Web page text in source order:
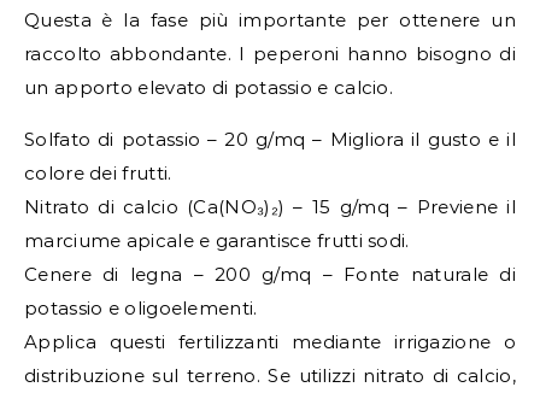
Questa è la fase più importante per ottenere un
raccolto abbondante. I peperoni hanno bisogno di
un apporto elevato di potassio e calcio.
Solfato di potassio – 20 g/mq – Migliora il gusto e il
colore dei frutti.
Nitrato di calcio (Ca(NO₃)₂) – 15 g/mq – Previene il
marciume apicale e garantisce frutti sodi.
Cenere di legna – 200 g/mq – Fonte naturale di
potassio e oligoelementi.
Applica questi fertilizzanti mediante irrigazione o
distribuzione sul terreno. Se utilizzi nitrato di calcio,